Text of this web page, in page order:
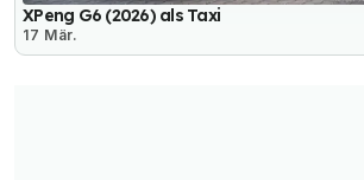
XPeng G6 (2026) als Taxi
17 Mär.